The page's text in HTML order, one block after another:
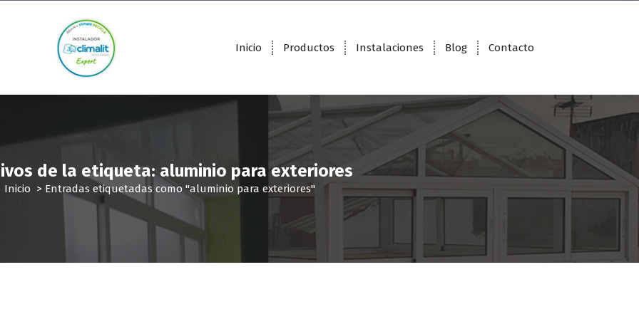
Inicio Productos Instalaciones Blog Contacto
de la etiqueta: aluminio para exteriores
Inicio > Entradas etiquetadas como "aluminio para exteriores"